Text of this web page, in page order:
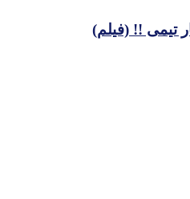
تیمی !! (فیلم)